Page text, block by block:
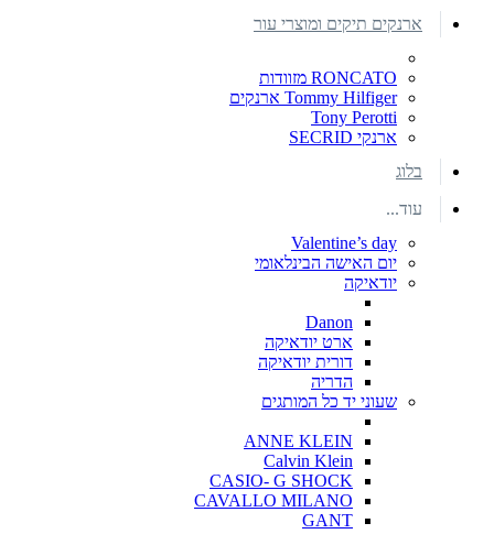
ארנקים תיקים ומוצרי עור
RONCATO מזוודות
Tommy Hilfiger ארנקים
Tony Perotti
ארנקי SECRID
בלוג
עוד...
Valentine’s day
יום האישה הבינלאומי
יודאיקה
Danon
ארט יודאיקה
דורית יודאיקה
הדריה
שעוני יד כל המותגים
ANNE KLEIN
Calvin Klein
CASIO- G SHOCK
CAVALLO MILANO
GANT